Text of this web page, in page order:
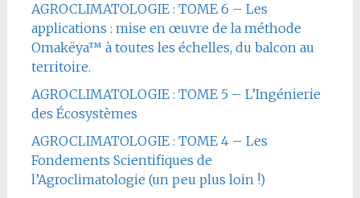
AGROCLIMATOLOGIE : TOME 6 – Les
applications : mise en œuvre de la méthode
Omakëya™ à toutes les échelles, du balcon au
territoire.
AGROCLIMATOLOGIE : TOME 5 – L’Ingénierie
des Écosystèmes
AGROCLIMATOLOGIE : TOME 4 – Les
Fondements Scientifiques de
l’Agroclimatologie (un peu plus loin !)